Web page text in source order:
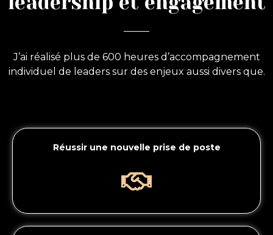
J’ai réalisé plus de 600 heures d’accompagnement
individuel de leaders sur des enjeux aussi divers que.
Réussir une nouvelle prise de poste